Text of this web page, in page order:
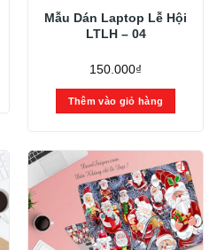
Mẫu Dán Laptop Lễ Hội
LTLH – 04
150.000₫
Thêm vào giỏ hàng